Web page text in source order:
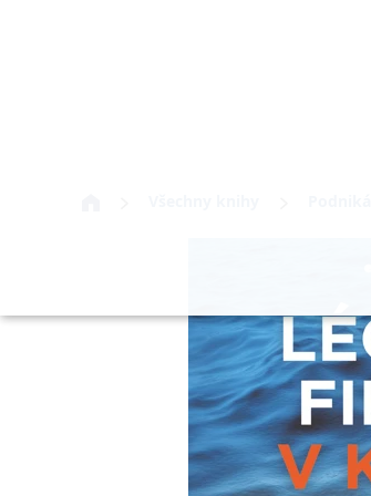
Nezbytně nutné soubory cookie
Provider /